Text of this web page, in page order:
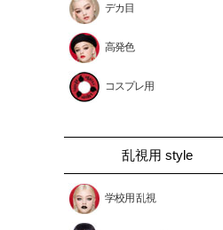
デカ目
高発色
コスプレ用
乱視用 style
学校用 乱視